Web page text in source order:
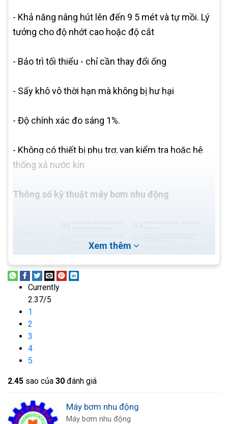
- Khả năng nâng hút lên đến 9 5 mét và tự mồi. Lý
tưởng cho độ nhớt cao hoặc độ cắt
- Bảo trì tối thiểu - chỉ cần thay đổi ống
- Sấy khô vô thời hạn mà không bị hư hại
- Độ chính xác đo sáng 1%.
- Không có thiết bị phụ trợ, van kiểm tra hoặc hệ
thống xả nước kín
Thông số kỹ thuật máy bơm nhu động
Chi tiết sản phẩm máy bơm ống
Dưới đây là hình ảnh thể hiện rõ nhất thông số của
sản phẩm. Bạn có thể tham khảo.
Xem thêm
Currently
2.37/5
1
2
3
4
5
2.45 sao của 30 đánh giá
Máy bơm nhu động
Máy bơm nhu động